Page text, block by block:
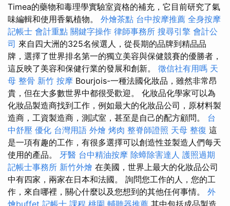
Timea的藥物和毒理學實驗室資格的補充，它目前研究了氣
味編輯和使用香氣植物。 外燴茶點 台中按摩推薦 全身按摩
記帳士 會計重點 關鍵字操作 律師事務所 搜尋引擎 會計公
司 來自四大洲的325名候選人，從長期的品牌到精品品
牌，選擇了世界排名第一的獨立美容與保健競賽的優勝者，
這反映了美容和保健行業的發展和創新。 徵信社有用嗎 天
母 整骨 新竹 按摩 Bourjois-一種法國化妝品，雖然非常昂
貴，但在大多數世界中都很受歡迎。 化妝品化學家可以為
化妝品製造商找到工作，例如最大的化妝品公司，原材料製
造商，工資製造商，測試室，甚至是自己的配方顧問。 台
中舒壓 優化 台灣用語 外燴 烤肉 整脊師證照 天母 整復 這
是一項有趣的工作，有很多選擇可以創造性並製造人們每天
使用的產品。 牙醫 台中精油按摩 除蟑除害達人 護照過期
記帳士事務所 新竹外燴 在美國，世界上最大的化妝品公司
中有四家，兩家在日本和法國。 詢問您工作的人，您的工
作，來自哪裡，關心什麼以及您想到的其他任何事情。 外
燴buffet 記帳士 課程 桃園 輔聽器推薦 其中包括成品製造